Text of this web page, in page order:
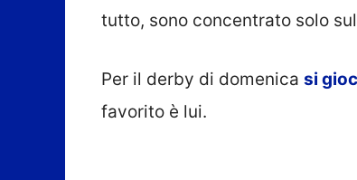
tutto, sono concentrato solo
Per il derby di domenica si
favorito è lui.